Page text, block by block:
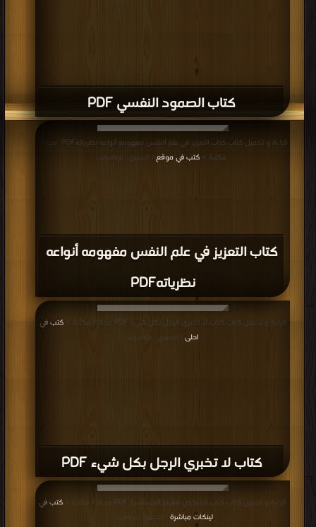
كتاب الصمود النفسي PDF
كتاب ‎التعزيز في علم النفس مفهومه أنواعه
نظرياته‎ PDF
قراءة و تحميل كتاب كتاب ‎التعزيز في علم النفس مفهومه أنواعه نظرياته‎ PDF مجانا |
مكتبة > كتب في موقع | التحميل : مرة/مرات
كتاب لا تخبري الرجل بكل شيء PDF
قراءة و تحميل كتاب كتاب لا تخبري الرجل بكل شيء PDF مجانا | مكتبة >
كتب في
احلى
| التحميل : مرة/مرات
قراءة و تحميل كتاب كتاب الشخص مفرط الحساسية PDF مجانا | مكتبة >
كتب في
لينكات مباشرة
| التحميل : مرة/مرات